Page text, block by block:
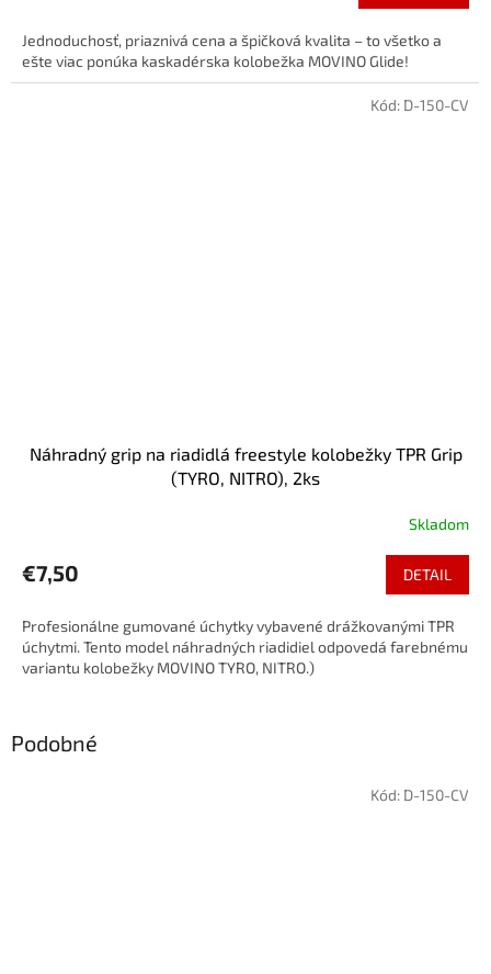
Jednoduchosť, priaznivá cena a špičková kvalita – to všetko a
ešte viac ponúka kaskadérska kolobežka MOVINO Glide!
Náhradný grip na riadidlá freestyle kolobežky TPR Grip
(TYRO, NITRO), 2ks
Skladom
€7,50 DETAIL
Profesionálne gumované úchytky vybavené drážkovanými TPR
úchytmi. Tento model náhradných riadidiel odpovedá farebnému
variantu kolobežky MOVINO TYRO, NITRO.)
Kód: D-150-CV
Podobné
Kód: D-150-CV